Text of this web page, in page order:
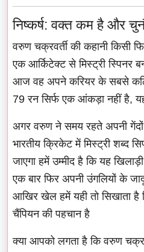
निष्कर्ष: वक्त कम है और
वरुण चक्रवर्ती की कहानी किसी
एक आर्किटेक्ट से मिस्ट्री
आज वह अपने करियर के सबसे
79 रन सिर्फ एक आंकड़ा नहीं है,
अगर वरुण ने समय रहते अपनी गेंदों
भारतीय क्रिकेट में मिस्ट्री शब्द
जाएगा हमें उम्मीद है कि यह
एक बार फिर अपनी उंगलियों के
आखिर खेल हमें यही तो सिखाता है
चैंपियन की पहचान है
क्या आपको लगता है कि वरुण